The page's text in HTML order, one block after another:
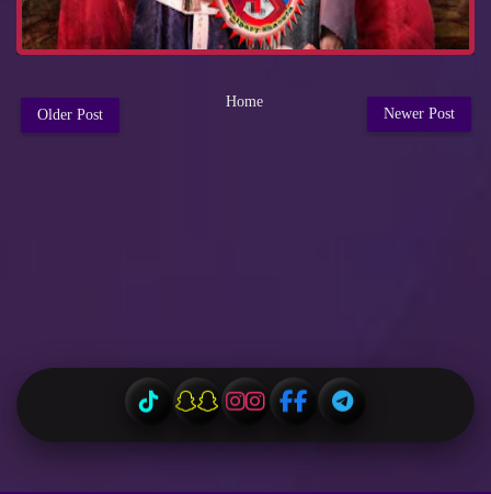
Newer Post
Older Post
Home